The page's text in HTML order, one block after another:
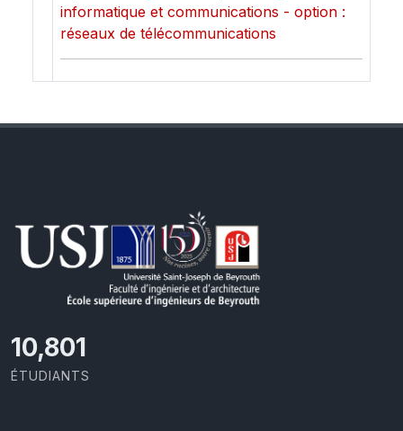
informatique et communications - option :
réseaux de télécommunications
11,727
ÉTUDIANTS